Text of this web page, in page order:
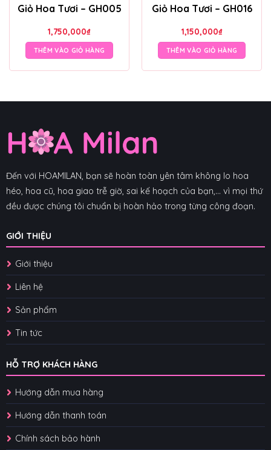
Giỏ Hoa Tươi – GH005
1,750,000₫
THÊM VÀO GIỎ HÀNG
Giỏ Hoa Tươi – GH016
1,150,000₫
THÊM VÀO GIỎ HÀNG
Đến với HOAMILAN, bạn sẽ hoàn toàn yên tâm không lo hoa
héo, hoa cũ, hoa giao trễ giờ, sai kế hoạch của bạn,... vì mọi thứ
đều được chúng tôi chuẩn bị hoàn hảo trong từng công đoạn.
GIỚI THIỆU
Giới thiệu
Liên hệ
Sản phẩm
Tin tức
HỖ TRỢ KHÁCH HÀNG
Hướng dẫn mua hàng
Hướng dẫn thanh toán
Chính sách bảo hành